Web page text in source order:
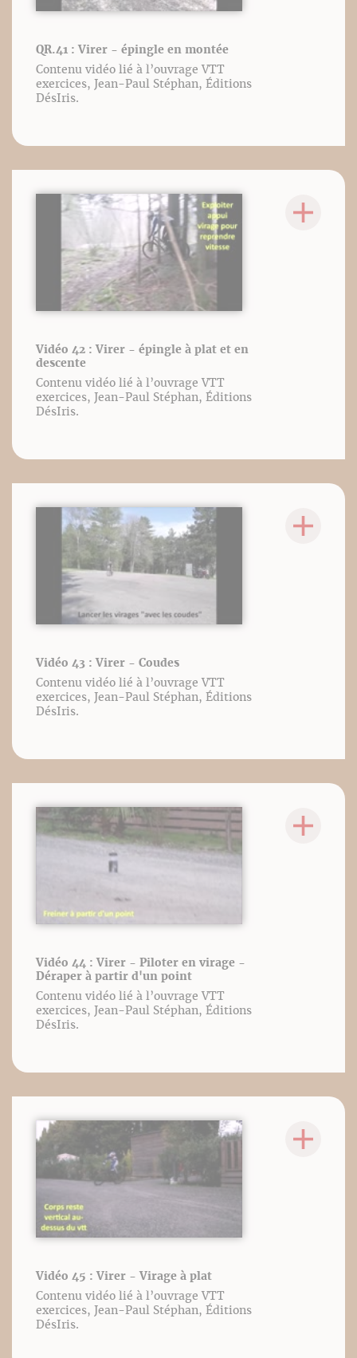
QR.41 : Virer - épingle en montée
Contenu vidéo lié à l’ouvrage VTT
exercices, Jean-Paul Stéphan, Éditions
DésIris.
Vidéo 42 : Virer - épingle à plat et en
descente
Contenu vidéo lié à l’ouvrage VTT
exercices, Jean-Paul Stéphan, Éditions
DésIris.
Vidéo 43 : Virer - Coudes
Contenu vidéo lié à l’ouvrage VTT
exercices, Jean-Paul Stéphan, Éditions
DésIris.
Vidéo 44 : Virer - Piloter en virage -
Déraper à partir d'un point
Contenu vidéo lié à l’ouvrage VTT
exercices, Jean-Paul Stéphan, Éditions
DésIris.
Vidéo 45 : Virer - Virage à plat
Contenu vidéo lié à l’ouvrage VTT
exercices, Jean-Paul Stéphan, Éditions
DésIris.